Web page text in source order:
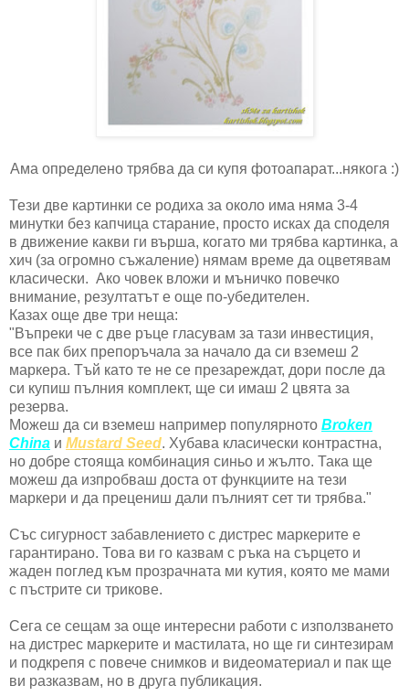
Ама определено трябва да си купя фотоапарат...някога :)
Тези две картинки се родиха за около има няма 3-4
минутки без капчица старание, просто исках да споделя
в движение какви ги върша, когато ми трябва картинка, а
хич (за огромно съжаление) нямам време да оцветявам
класически. Ако човек вложи и мъничко повечко
внимание, резултатът е още по-убедителен.
Казах още две три неща:
"Въпреки че с две ръце гласувам за тази инвестиция,
все пак бих препоръчала за начало да си вземеш 2
маркера. Тъй като те не се презареждат, дори после да
си купиш пълния комплект, ще си имаш 2 цвята за
резерва.
Можеш да си вземеш например популярното Broken
China и Mustard Seed. Хубава класически контрастна,
но добре стояща комбинация синьо и жълто. Така ще
можеш да изпробваш доста от функциите на тези
маркери и да прецениш дали пълният сет ти трябва."
Със сигурност забавлението с дистрес маркерите е
гарантирано. Това ви го казвам с ръка на сърцето и
жаден поглед към прозрачната ми кутия, която ме мами
с пъстрите си трикове.
Сега се сещам за още интересни работи с използването
на дистрес маркерите и мастилата, но ще ги синтезирам
и подкрепя с повече снимков и видеоматериал и пак ще
ви разказвам, но в друга публикация.